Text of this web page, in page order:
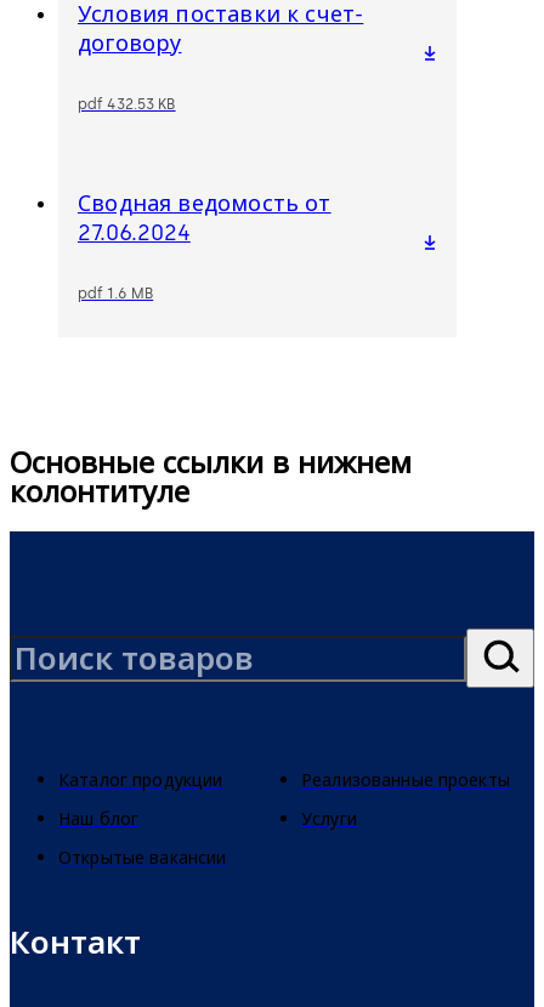
Условия поставки к счет-
договору
pdf 432.53 KB
Сводная ведомость от
27.06.2024
pdf 1.6 MB
Основные ссылки в нижнем
колонтитуле
Каталог продукции
Реализованные проекты
Наш блог
Услуги
Открытые вакансии
Контакт